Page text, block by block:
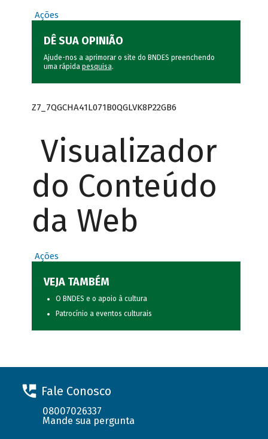
Ações
DÊ SUA OPINIÃO
Ajude-nos a aprimorar o site do BNDES preenchendo
uma rápida pesquisa.
Z7_7QGCHA41L071B0QGLVK8P22GB6
Visualizador
do Conteúdo
da Web
Ações
VEJA TAMBÉM
O BNDES e o apoio à cultura
Patrocínio a eventos culturais
Fale Conosco
08007026337
Mande sua pergunta